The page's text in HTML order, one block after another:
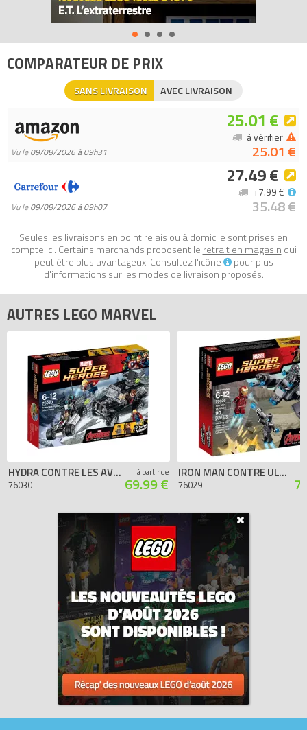
COMPARATEUR DE PRIX
SANS LIVRAISON AVEC LIVRAISON
Vu le09/08/2026 à 09h31
25.01 €
25.01 €
à vérifier
Vu le09/08/2026 à 09h07
27.49 €
35.48 €
+7.99 €
Seules les livraisons en point relais ou à domicile sont prises en
compte ici. Certains marchands proposent le retrait en magasin qui
peut être plus avantageux. Consultez l'icône
pour plus
d'informations sur les modes de livraison proposés.
AUTRES LEGO MARVEL
HYDRA CONTRE LES AVENGERS
76030
à partir de
69.99 €
IRON MAN CONTRE ULTRON
76029